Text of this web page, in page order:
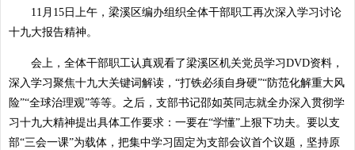
11月15日上午，梁溪区编办组织全体干部职工再次深入学习讨论
十九大报告精神。
会上，全体干部职工认真观看了梁溪区机关党员学习DVD资料，
深入学习聚焦十九大关键词解读，“打铁必须自身硬”“防范化解重大风
险”“全球治理观”等等。之后，支部书记邵如英同志就全办深入贯彻学
习十九大精神提出具体工作要求：一要在“学懂”上狠下功夫。要以支
部“三会一课”为载体，把集中学习固定为支部会议首个议题，坚持原